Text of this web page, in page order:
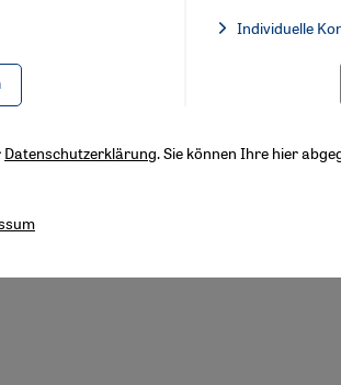
Facebook
Individuelle
Datenschutzerklärung. Sie können Ihre hier